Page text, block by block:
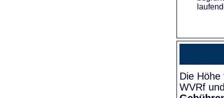
Die
WVRf